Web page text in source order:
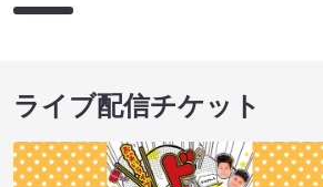
ライブ配信チケット